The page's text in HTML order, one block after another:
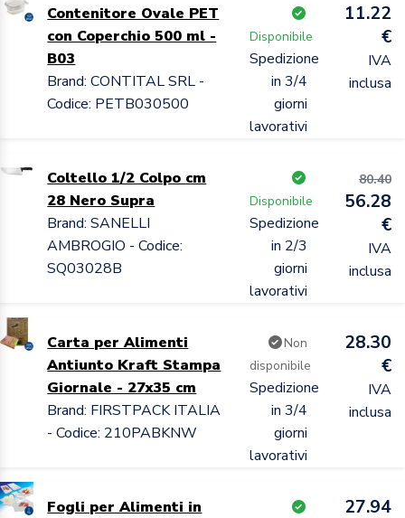
Contenitore Ovale PET
con Coperchio 500 ml -
B03
Brand: CONTITAL SRL -
Codice: PETB030500
Disponibile
Spedizione
in 3/4
giorni
lavorativi
11.22
€
IVA
inclusa
Coltello 1/2 Colpo cm
28 Nero Supra
Brand: SANELLI
AMBROGIO - Codice:
SQ03028B
Disponibile
Spedizione
in 2/3
giorni
lavorativi
80.40
56.28
€
IVA
inclusa
Carta per Alimenti
Antiunto Kraft Stampa
Giornale - 27x35 cm
Brand: FIRSTPACK ITALIA
- Codice: 210PABKNW
Non
disponibile
Spedizione
in 3/4
giorni
lavorativi
28.30
€
IVA
inclusa
Fogli per Alimenti in 27.94